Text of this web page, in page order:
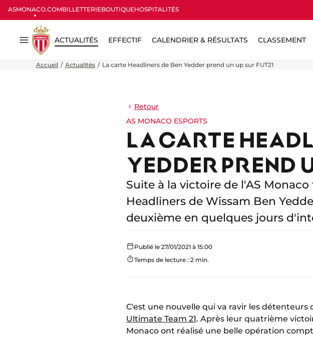
ASMONACO.COMBILLETTERIEBOUTIQUEHOSPITALITÉS
Menu
ACTUALITÉS EFFECTIF CALENDRIER & RÉSULTATS CLASSEMENT
Accueil Actualités La carte Headliners de Ben Yedder prend un up sur FUT21
Retour
AS MONACO ESPORTS
LA CARTE
YEDDER PREND
Suite à la victoire de l'AS
Headliners de Wissam Ben
deuxième en quelques jours
Publié le 27/01/2021 à 15:00
Temps de lecture : 2 min.
C'est une nouvelle qui va ravir les détenteurs
Ultimate Team 21. Après leur quatrième
Monaco ont réalisé une belle opération